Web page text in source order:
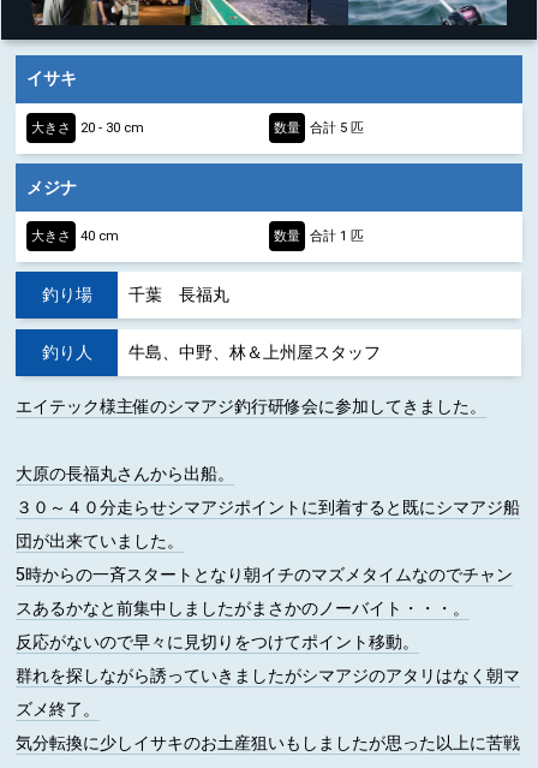
イサキ
大きさ 20 - 30 cm 数量 合計 5 匹
メジナ
大きさ 40 cm 数量 合計 1 匹
釣り場 千葉 長福丸
釣り人 牛島、中野、林＆上州屋スタッフ
エイテック様主催のシマアジ釣行研修会に参加してきました。
大原の長福丸さんから出船。
３０～４０分走らせシマアジポイントに到着すると既にシマアジ船
団が出来ていました。
5時からの一斉スタートとなり朝イチのマズメタイムなのでチャン
スあるかなと前集中しましたがまさかのノーバイト・・・。
反応がないので早々に見切りをつけてポイント移動。
群れを探しながら誘っていきましたがシマアジのアタリはなく朝マ
ズメ終了。
気分転換に少しイサキのお土産狙いもしましたが思った以上に苦戦